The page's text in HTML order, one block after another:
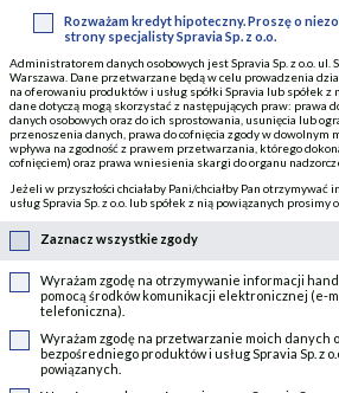
Rozważam kredyt hipoteczny. Proszę o
strony specjalisty Spravia Sp. z o.o.
Administratorem danych osobowych jest Spravia Sp. z o.o.
Warszawa. Dane przetwarzane będą w celu prowadzenia
na oferowaniu produktów i usług spółki Spravia lub spółek z
dane dotyczą mogą skorzystać z następujących praw: prawa
danych osobowych oraz do ich sprostowania, usunięcia lub
przenoszenia danych, prawa do cofnięcia zgody w dowolnym
wpływa na zgodność z prawem przetwarzania, którego
cofnięciem) oraz prawa wniesienia skargi do organu
Jeżeli w przyszłości chciałaby Pani/chciałby Pan
usług Spravia Sp. z o.o. lub spółek z nią powiązanych
Zaznacz wszystkie zgody
Wyrażam zgodę na otrzymywanie informacji
pomocą środków komunikacji elektronicznej (e-
telefoniczna).
Wyrażam zgodę na przetwarzanie moich danych
bezpośredniego produktów i usług Spravia Sp. z
powiązanych.